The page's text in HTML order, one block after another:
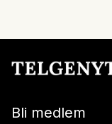
Bli medlem